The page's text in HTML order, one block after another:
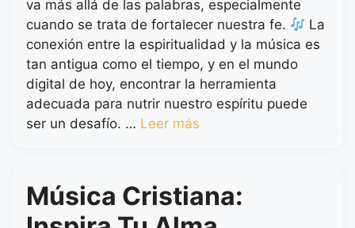
va más allá de las palabras, especialmente
cuando se trata de fortalecer nuestra fe.
La
conexión entre la espiritualidad y la música es
tan antigua como el tiempo, y en el mundo
digital de hoy, encontrar la herramienta
adecuada para nutrir nuestro espíritu puede
ser un desafío. … Leer más
Música Cristiana: